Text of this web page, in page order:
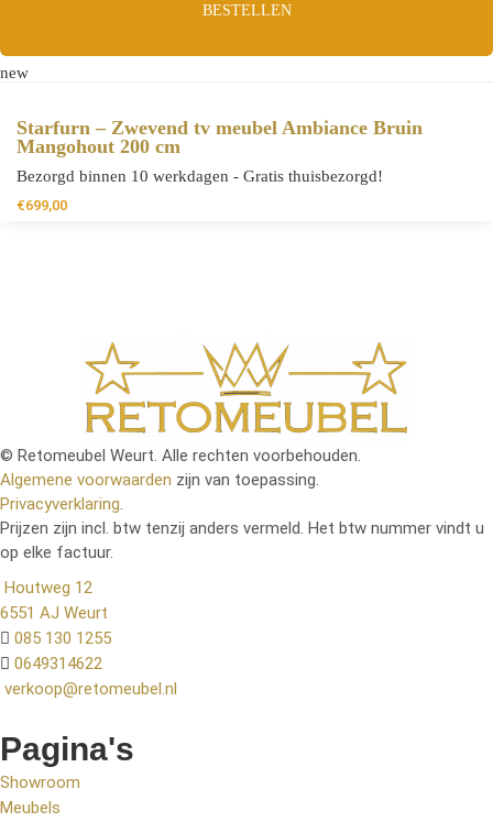
BESTELLEN
new
Starfurn – Zwevend tv meubel Ambiance Bruin
Mangohout 200 cm
Bezorgd binnen 10 werkdagen - Gratis thuisbezorgd!
€699,00
© Retomeubel Weurt. Alle rechten voorbehouden.
Algemene voorwaarden zijn van toepassing.
Privacyverklaring
Prijzen zijn incl. btw tenzij anders vermeld. Het btw nummer vindt u
op elke factuur.
Houtweg 12
6551 AJ Weurt
085 130 1255
0649314622
verkoop@retomeubel.nl
Pagina's
Showroom
Meubels